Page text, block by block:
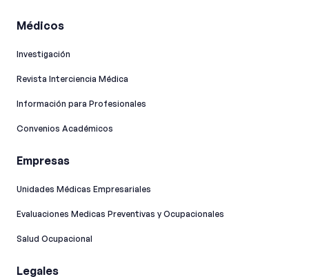
Médicos
Investigación
Revista Interciencia Médica
Información para Profesionales
Convenios Académicos
Empresas
Unidades Médicas Empresariales
Evaluaciones Medicas Preventivas y Ocupacionales
Salud Ocupacional
Legales